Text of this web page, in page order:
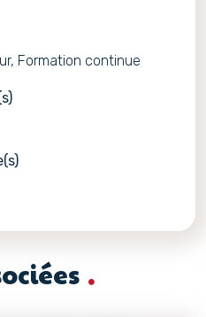
Formation continue